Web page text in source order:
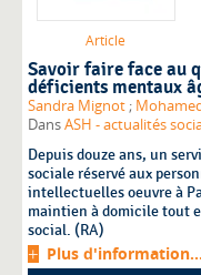
Article
Savoir faire face au
déficients mentaux
Sandra Mignot ;
DansASH - actualités
Depuis douze ans, un
sociale réservé aux
intellectuelles oeuvre à
maintien à domicile tout
social. (RA)
Plus d'information...